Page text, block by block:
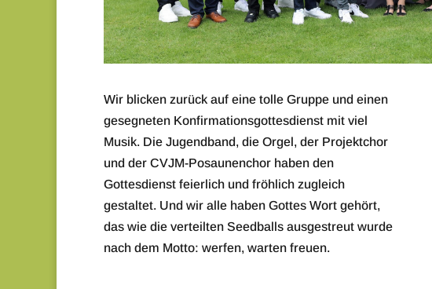
Wir blicken zurück auf eine tolle Gruppe und einen
gesegneten Konfirmationsgottesdienst mit viel
Musik. Die Jugendband, die Orgel, der Projektchor
und der CVJM-Posaunenchor haben den
Gottesdienst feierlich und fröhlich zugleich
gestaltet. Und wir alle haben Gottes Wort gehört,
das wie die verteilten Seedballs ausgestreut wurde
nach dem Motto: werfen, warten freuen.